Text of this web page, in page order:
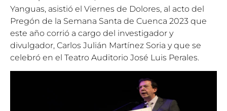
Yanguas, asistió el Viernes de Dolores, al acto del
Pregón de la Semana Santa de Cuenca 2023 que
este año corrió a cargo del investigador y
divulgador, Carlos Julián Martínez Soria y que se
celebró en el Teatro Auditorio José Luis Perales.